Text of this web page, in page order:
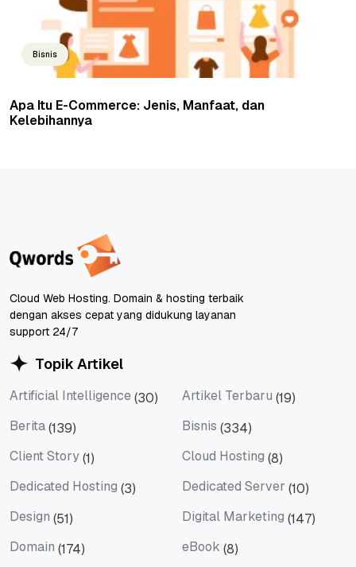
Bisnis
Apa Itu E-Commerce: Jenis, Manfaat, dan
Kelebihannya
Cloud Web Hosting. Domain & hosting terbaik
dengan akses cepat yang didukung layanan
support 24/7
Topik Artikel
Artificial Intelligence (30) Artikel Terbaru (19)
Berita(139) Bisnis (334)
Client Story(1) Cloud Hosting (8)
Dedicated Hosting (3) Dedicated Server (10)
Design (51) Digital Marketing (147)
Domain (174) eBook (8)